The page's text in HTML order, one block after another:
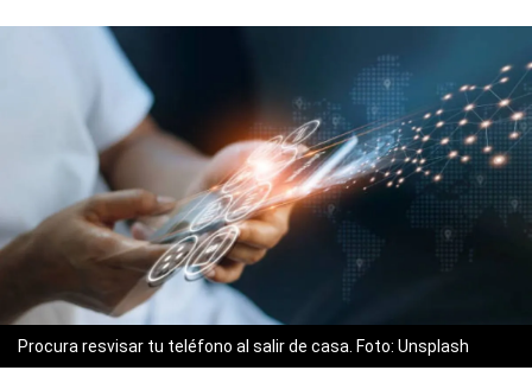
Procura resvisar tu teléfono al salir de casa. Foto: Unsplash